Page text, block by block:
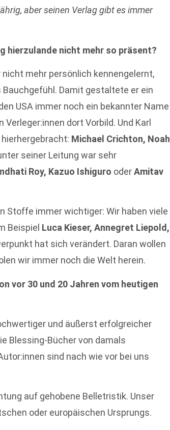
aber seinen Verlag gibt es immer
hierzulande nicht mehr so präsent?
nicht mehr persönlich kennengelernt,
Damit gestaltete er ein
USA immer noch ein bekannter Name
dort Vorbild. Und Karl
Michael Crichton, Noah
seiner Leitung war sehr
Roy, Kazuo Ishiguro oderAmitav
Stoffe immer wichtiger: Wir haben viele
Beispiel Luca Kieser, Annegret Liepold,
hat sich verändert. Daran wollen
wir immer noch die Welt herein.
vor 30 und 20 Jahren vom heutigen
und äußerst erfolgreicher
Blessing-Bücher von damals
sind nach wie vor bei uns
auf gehobene Belletristik. Unser
oder europäischen Ursprungs.